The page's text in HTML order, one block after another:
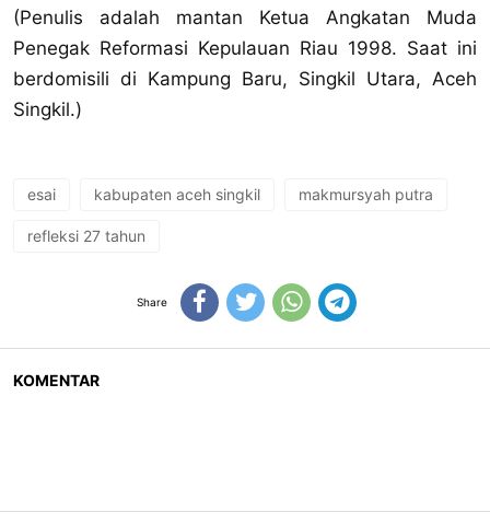
(Penulis adalah mantan Ketua Angkatan Muda
Penegak Reformasi Kepulauan Riau 1998. Saat ini
berdomisili di Kampung Baru, Singkil Utara, Aceh
Singkil.)
esai kabupaten aceh singkil makmursyah putra
refleksi 27 tahun
Share
KOMENTAR